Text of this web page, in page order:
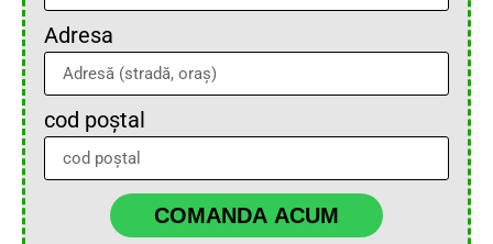
Adresa
cod poștal
COMANDA ACUM